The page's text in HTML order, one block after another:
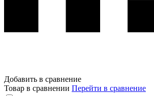
Добавить в сравнение
Товар в сравнении Перейти в сравнение